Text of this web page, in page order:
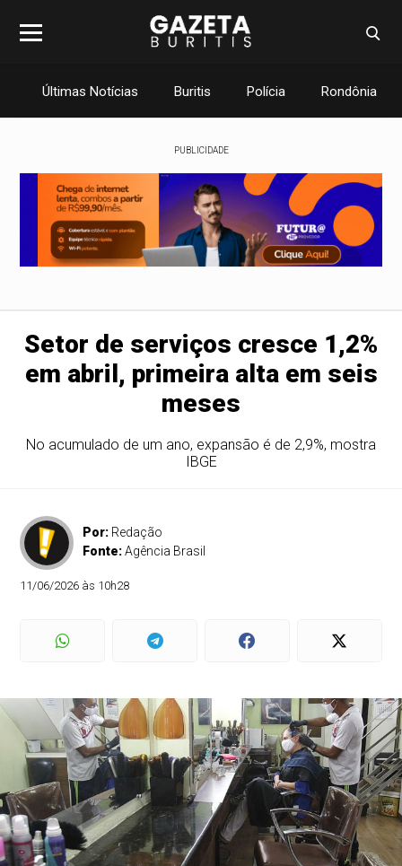
Últimas Notícias Buritis Polícia Rondônia
PUBLICIDADE
Setor de serviços cresce 1,2%
em abril, primeira alta em seis
meses
No acumulado de um ano, expansão é de 2,9%, mostra
IBGE
Por: Redação
Fonte:Agência Brasil
11/06/2026 às 10h28